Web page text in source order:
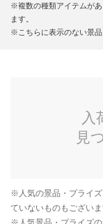
※複数の種類アイテムが
ます。
※こちらに表示のない景品